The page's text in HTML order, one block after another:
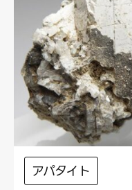
アパタイト